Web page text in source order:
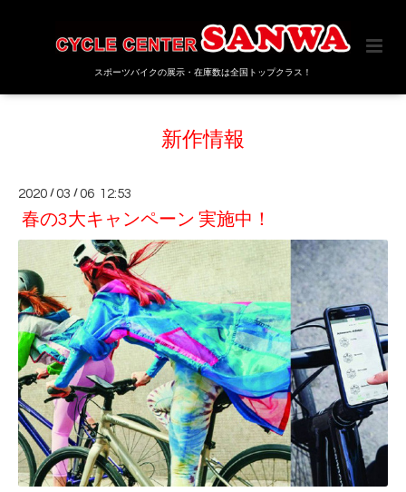
スポーツバイクの展示・在庫数は全国トップクラス！
新作情報
2020 /03 /06 12:53
春の3大キャンペーン 実施中！